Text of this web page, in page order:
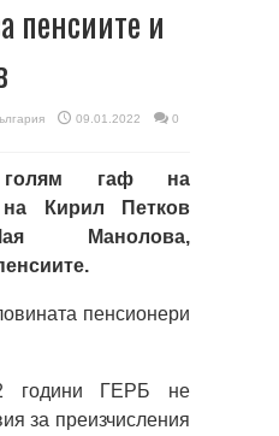
пенсиите и
09.01.2022
0
гаф на
на Кирил Петков
Манолова,
пенсионери
години ГЕРБ не
за преизчисления